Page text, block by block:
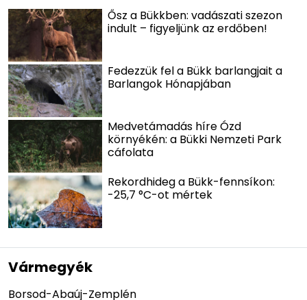
Ősz a Bükkben: vadászati szezon
indult – figyeljünk az erdőben!
Fedezzük fel a Bükk barlangjait a
Barlangok Hónapjában
Medvetámadás híre Ózd
környékén: a Bükki Nemzeti Park
cáfolata
Rekordhideg a Bükk-fennsíkon:
-25,7 °C-ot mértek
Vármegyék
Borsod-Abaúj-Zemplén